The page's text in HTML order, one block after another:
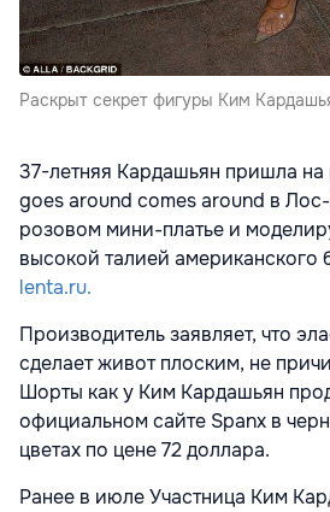
Раскрыт секрет фигуры Ким
37-летняя Кардашьян пришла на
goes around comes around в
розовом мини-платье и
высокой талией американского
lenta.ru.
Производитель заявляет, что
сделает живот плоским, не
Шорты как у Ким Кардашьян
официальном сайте Spanx в
цветах по цене 72 доллара.
Ранее в июле Участница Ким